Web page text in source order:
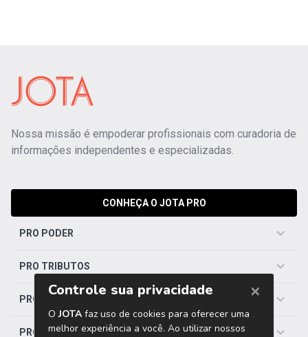
Nossa missão é empoderar profissionais com curadoria de
informações independentes e especializadas.
CONHEÇA O JOTA PRO
PRO PODER
PRO TRIBUTOS
PRO TRABALHISTA
PRO SAÚDE